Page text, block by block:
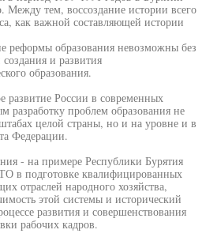
Между тем, воссоздание истории всего
как важной составляющей истории
реформы образования невозможны без
и развития
образования.
развитие России в современных
разработку проблем образования не
целой страны, но и на уровне и в
Федерации.
- на примере Республики Бурятия
в подготовке квалифицированных
отраслей народного хозяйства,
этой системы и исторический
развития и совершенствования
рабочих кадров.